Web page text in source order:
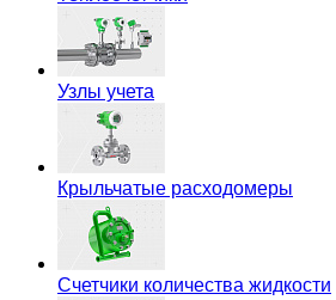
Узлы учета
Крыльчатые расходомеры
Счетчики количества жидкости